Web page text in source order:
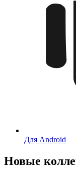
Для Android
Новые